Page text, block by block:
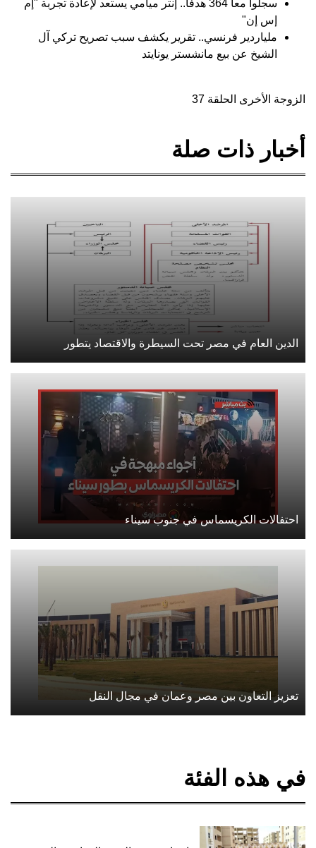
سجلوا معا 364 هدفًا.. إنتر ميامي يستعد لإعادة تجربة "إم
إس إن"
ملياردير فرنسي.. تقرير يكشف سبب تصريح تركي آل
الشيخ عن بيع مانشستر يونايتد
الزوجة الأخرى الحلقة 37
أخبار ذات صلة
الدين العام في مصر تحت السيطرة والاقتصاد يتطور
احتفالات الكريسماس في جنوب سيناء
تعزيز التعاون بين مصر وعمان في مجال النقل
في هذه الفئة